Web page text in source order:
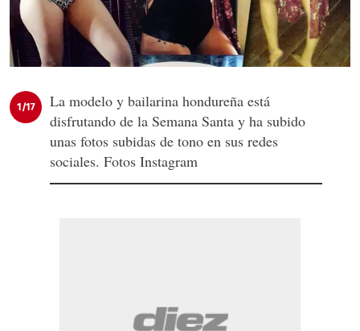
1/17
La modelo y bailarina hondureña está
disfrutando de la Semana Santa y ha subido
unas fotos subidas de tono en sus redes
sociales. Fotos Instagram